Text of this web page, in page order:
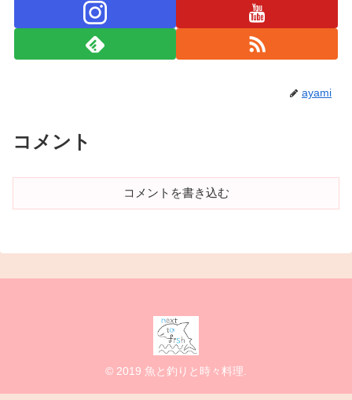
ayami
コメント
コメントを書き込む
© 2019 魚と釣りと時々料理.